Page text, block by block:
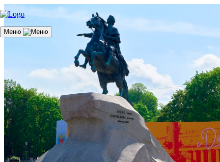
Меню